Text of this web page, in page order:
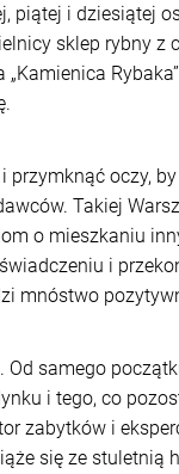
piątej i dziesiątej
sklep rybny
oczy,
Takiej
o mieszkaniu
i
mnóstwo
samego
i tego, co
zabytków i
się ze stuletnią